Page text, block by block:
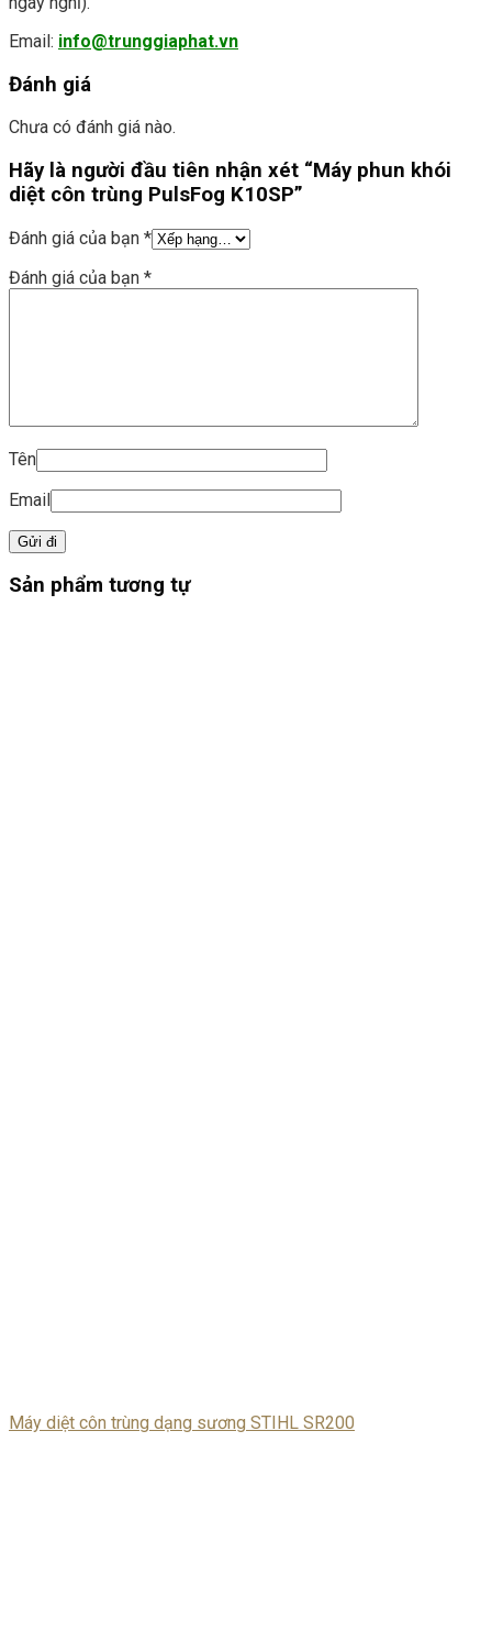
Email: info@trunggiaphat.vn
Đánh giá
Chưa có đánh giá nào.
Hãy là người đầu tiên nhận xét “Máy phun khói
diệt côn trùng PulsFog K10SP”
Đánh giá của bạn *
Đánh giá của bạn *
Tên
Email
Sản phẩm tương tự
Máy diệt côn trùng dạng sương STIHL SR200